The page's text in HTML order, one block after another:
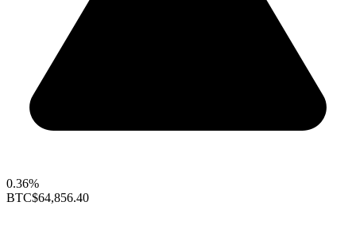
0.36%
BTC$64,856.40